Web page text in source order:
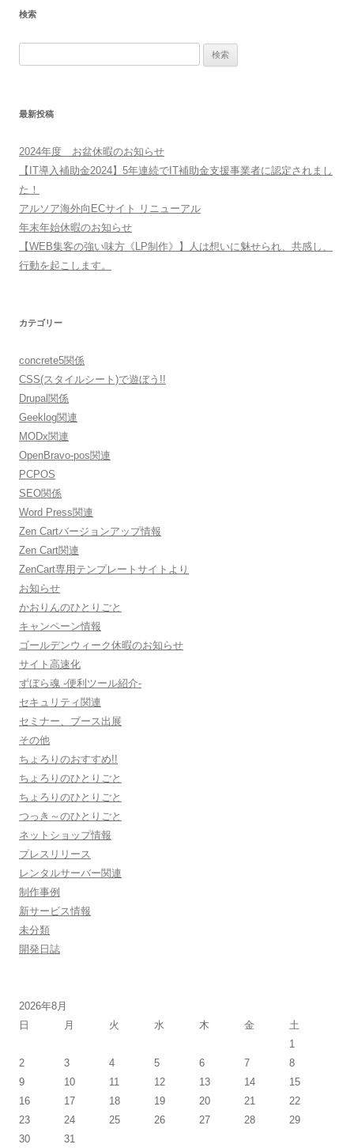
検索
最新投稿
2024年度 お盆休暇のお知らせ
【IT導入補助金2024】5年連続でIT補助金支援事業者に認定されまし
た！
アルソア海外向ECサイト リニューアル
年末年始休暇のお知らせ
【WEB集客の強い味方《LP制作》】人は想いに魅せられ、共感し、
行動を起こします。
カテゴリー
concrete5関係
CSS(スタイルシート)で遊ぼう!!
Drupal関係
Geeklog関連
MODx関連
OpenBravo-pos関連
PCPOS
SEO関係
Word Press関連
Zen Cartバージョンアップ情報
Zen Cart関連
ZenCart専用テンプレートサイトより
お知らせ
かおりんのひとりごと
キャンペーン情報
ゴールデンウィーク休暇のお知らせ
サイト高速化
ずぼら魂 -便利ツール紹介-
セキュリティ関連
セミナー、ブース出展
その他
ちょろりのおすすめ!!
ちょろりのひとりごと
ちょろりのひとりごと
つっき～のひとりごと
ネットショップ情報
プレスリリース
レンタルサーバー関連
制作事例
新サービス情報
未分類
開発日誌
2026年8月
日
月 火 水 木 金
土
1
2
3 4 5 6 7
8
9
10 11 12 13 14
15
16
17 18 19 20 21
22
23
24 25 26 27 28
29
30
31